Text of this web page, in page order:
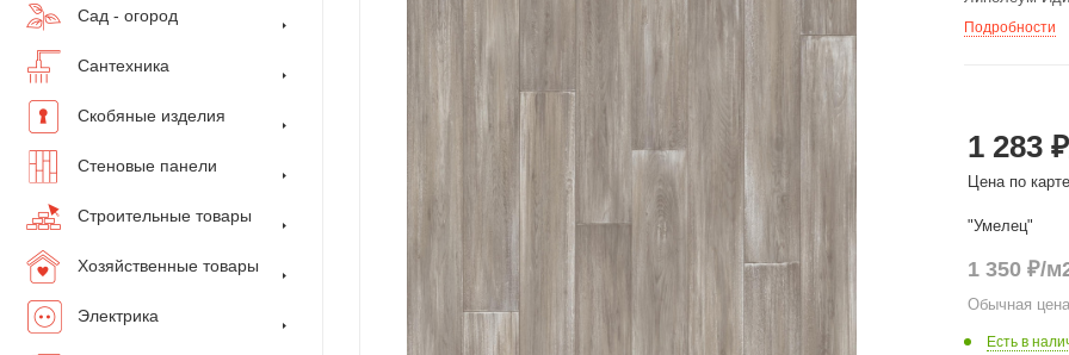
Сад - огород
Сантехника
Скобяные изделия
Стеновые панели
Строительные товары
Хозяйственные товары
Электрика
Подробности
1 283 ₽
Цена по
"Умелец"
1 350₽/
Обычная
Есть в
Сегодня
25
Добавляйте товары